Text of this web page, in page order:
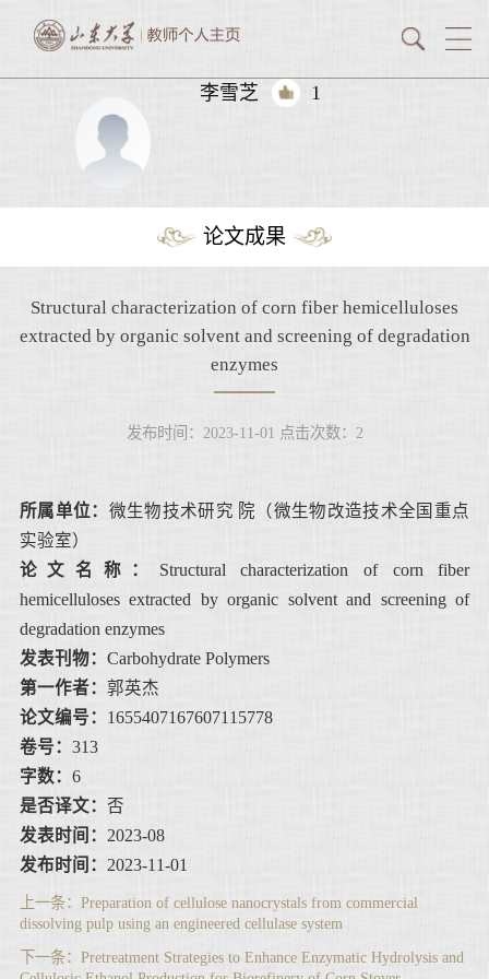
李雪芝 1
论文成果
Structural characterization of corn fiber hemicelluloses
extracted by organic solvent and screening of degradation
enzymes
发布时间：2023-11-01 点击次数： 2
所属单位： 微生物技术研究 院（微生物改造技术全国重点
实验室）
论文名称： Structural characterization of corn fiber
hemicelluloses extracted by organic solvent and screening of
degradation enzymes
发表刊物： Carbohydrate Polymers
第一作者： 郭英杰
论文编号： 1655407167607115778
卷号： 313
字数： 6
是否译文： 否
发表时间： 2023-08
发布时间： 2023-11-01
上一条： Preparation of cellulose nanocrystals from commercial
dissolving pulp using an engineered cellulase system
下一条： Pretreatment Strategies to Enhance Enzymatic Hydrolysis and